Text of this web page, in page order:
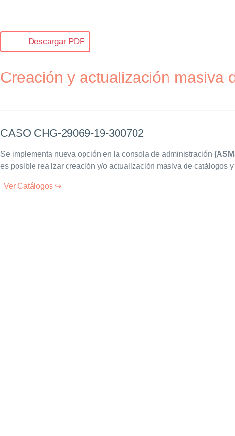
Descargar PDF
Creación y actualización masiva
CASO CHG-29069-19-300702
Se implementa nueva opción en la consola de administración
es posible realizar creación y/o actualización masiva de catálogos
Ver Catálogos ↪